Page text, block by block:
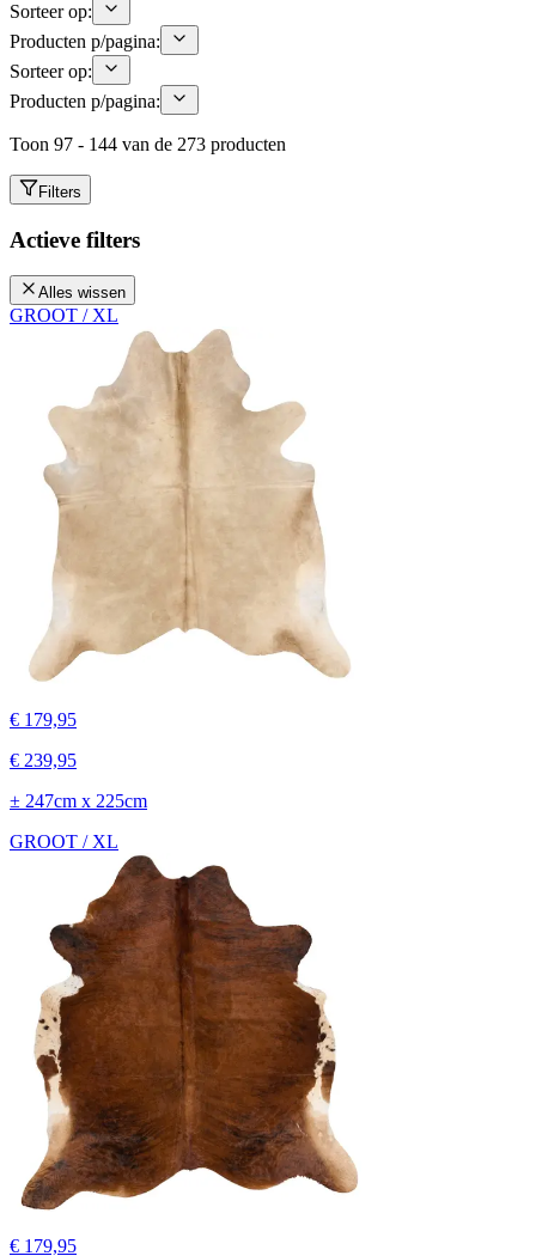
Sorteer op:
Producten p/pagina:
Sorteer op:
Producten p/pagina:
Toon 97 - 144 van de 273 producten
Filters
Actieve filters
Alles wissen
GROOT / XL
€ 179,95
€ 239,95
± 247cm x 225cm
GROOT / XL
€ 179,95